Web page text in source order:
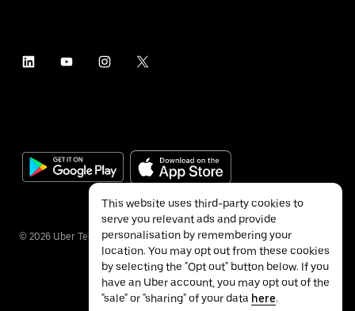
© 2026 Uber Technologies Inc.
This website uses third-party cookies to
serve you relevant ads and provide
personalisation by remembering your
location. You may opt out from these cookies
by selecting the "Opt out" button below. If you
have an Uber account, you may opt out of the
"sale" or "sharing" of your data here.